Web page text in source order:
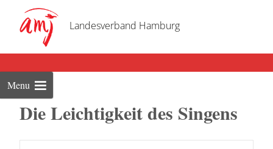
Landesverband Hamburg
Menu
Die Leichtigkeit des Singens